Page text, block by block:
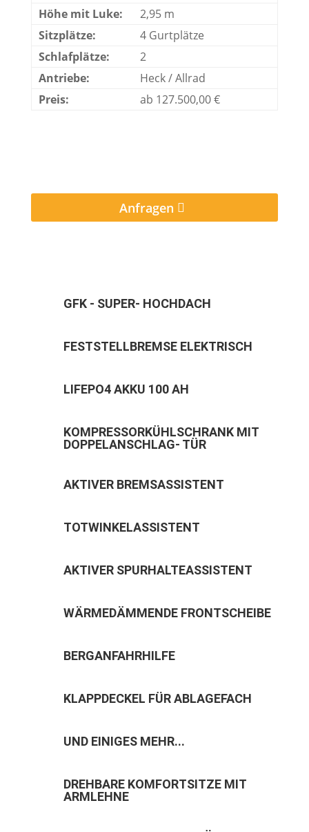
Höhe mit Luke:
2,95 m
Sitzplätze:
4 Gurtplätze
Schlafplätze:
2
Antriebe:
Heck / Allrad
Preis:
ab 127.500,00 €
Anfragen
GFK - SUPER- HOCHDACH
FESTSTELLBREMSE ELEKTRISCH
LIFEPO4 AKKU 100 AH
KOMPRESSORKÜHLSCHRANK MIT
DOPPELANSCHLAG- TÜR
AKTIVER BREMSASSISTENT
TOTWINKELASSISTENT
AKTIVER SPURHALTEASSISTENT
WÄRMEDÄMMENDE FRONTSCHEIBE
BERGANFAHRHILFE
KLAPPDECKEL FÜR ABLAGEFACH
UND EINIGES MEHR...
DREHBARE KOMFORTSITZE MIT
ARMLEHNE